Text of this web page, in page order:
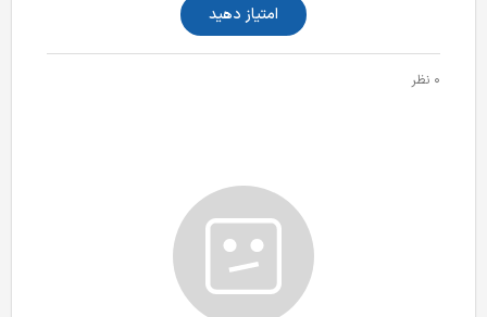
امتیاز دهید
0 نظر